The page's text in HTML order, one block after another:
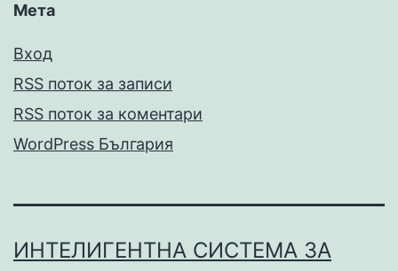
Мета
Вход
RSS поток за записи
RSS поток за коментари
WordPress България
ИНТЕЛИГЕНТНА СИСТЕМА ЗА